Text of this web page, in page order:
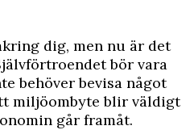
dig, men nu är det
bör vara
behöver bevisa något
miljöombyte blir väldigt
går framåt.